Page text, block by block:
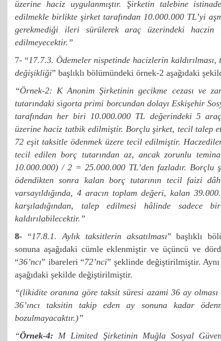
üzerine haciz uygulanmıştır. Şirketin talebine
edilmekle birlikte şirket tarafından 10.000.000 TL’yi
gerekmediği ileri sürülerek araç üzerindeki haczin
edilmeyecektir.”
7- “17.7.3. Ödemeler nispetinde hacizlerin kaldırılması,
değişikliği” başlıklı bölümündeki örnek-2 aşağıdaki
“Örnek-2: K Anonim Şirketinin gecikme cezası ve
tutarındaki sigorta primi borcundan dolayı Eskişehir
tarafından her biri 10.000.000 TL değerindeki 5
üzerine haciz tatbik edilmiştir. Borçlu şirket, tecil talep
72 eşit taksitle ödenmek üzere tecil edilmiştir.
tecil edilen borç tutarından az, ancak zorunlu
10.000.000) / 2 = 25.000.000 TL’den fazladır. Borçlu
ödendikten sonra kalan borç tutarının tecil faizi
varsayıldığında, 4 aracın toplam değeri, kalan
karşıladığından, talep edilmesi hâlinde sadece
kaldırılabilecektir.”
8- “17.8.1. Aylık taksitlerin aksatılması” başlıklı
sonuna aşağıdaki cümle eklenmiştir ve üçüncü ve
“36’ncı” ibareleri “72’nci” şeklinde değiştirilmiştir.
aşağıdaki şekilde değiştirilmiştir.
“(likidite oranına göre taksit süresi azami 36 ay
36’ıncı taksitin takip eden ay sonuna kadar
bozulmayacaktır.)”
“Örnek-4: M Limited Şirketinin Muğla Sosyal